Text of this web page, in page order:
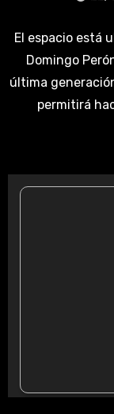
El espacio está
Domingo
última
permitirá